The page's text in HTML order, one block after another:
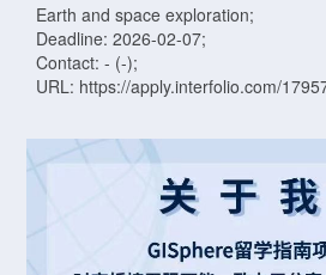
Earth and space exploration;
Deadline: 2026-02-07;
Contact: - (-);
URL: https://apply.interfolio.com/